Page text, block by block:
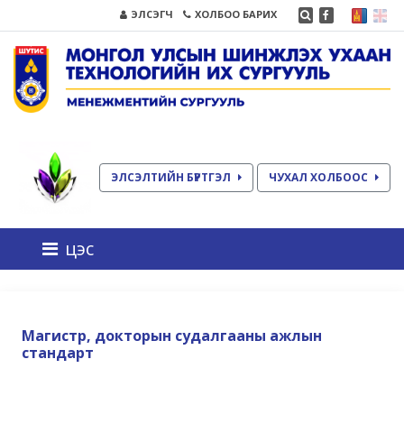
ЭЛСЭГЧ ХОЛБОО БАРИХ
ЭЛСЭЛТИЙН БҮРТГЭЛ ЧУХАЛ ХОЛБООС
цэс
Магистр, докторын судалгааны ажлын
стандарт